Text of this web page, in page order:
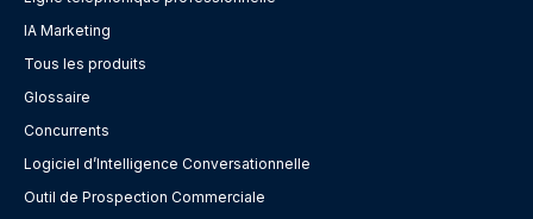
IA Marketing
Tous les produits
Glossaire
Concurrents
Logiciel d’Intelligence Conversationnelle
Outil de Prospection Commerciale